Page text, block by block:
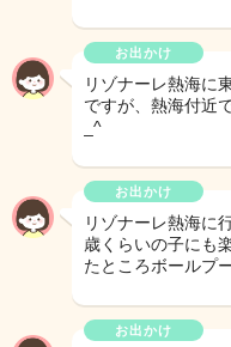
お出かけ
リゾナーレ熱海に
ですが、熱海付近
_^
お出かけ
リゾナーレ熱海に
歳くらいの子にも
たところボールプ
お出かけ